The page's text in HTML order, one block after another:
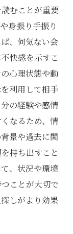
むことが重要
身振り手振り
、何気ない会
快感を示すこ
心理状態や動
利用して相手
の経験や感情
なるため、情
景や過去に関
持ち出すこと
、状況や環境
ことが大切で
しがより効果